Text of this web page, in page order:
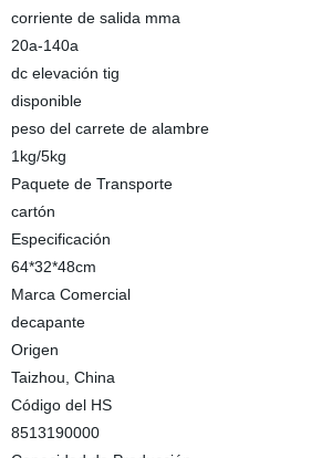
corriente de salida mma
20a-140a
dc elevación tig
disponible
peso del carrete de alambre
1kg/5kg
Paquete de Transporte
cartón
Especificación
64*32*48cm
Marca Comercial
decapante
Origen
Taizhou, China
Código del HS
8513190000